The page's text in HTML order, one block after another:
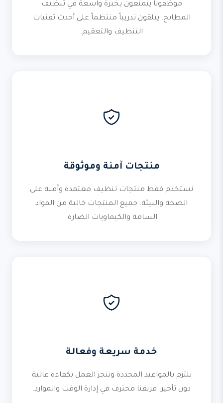
موظفونا يتمتعون بخبرة واسعة في تنظيف
المطابخ. يتلقون تدريباً منتظماً على أحدث تقنيات
التنظيف والتعقيم.
منتجات آمنة وموثوقة
نستخدم فقط منتجات تنظيف معتمدة وآمنة على
الصحة والبيئة. جميع المنتجات خالية من المواد
السامة والكيماويات الضارة.
خدمة سريعة وفعالة
نلتزم بالمواعيد المحددة وننجز العمل بكفاءة عالية
دون تأخير. فريقنا محترف في إدارة الوقت والموارد.